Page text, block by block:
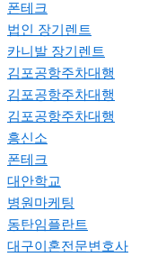
폰테크
법인 장기렌트
카니발 장기렌트
김포공항주차대행
김포공항주차대행
김포공항주차대행
흥신소
폰테크
대안학교
병원마케팅
동탄임플란트
대구이혼전문변호사